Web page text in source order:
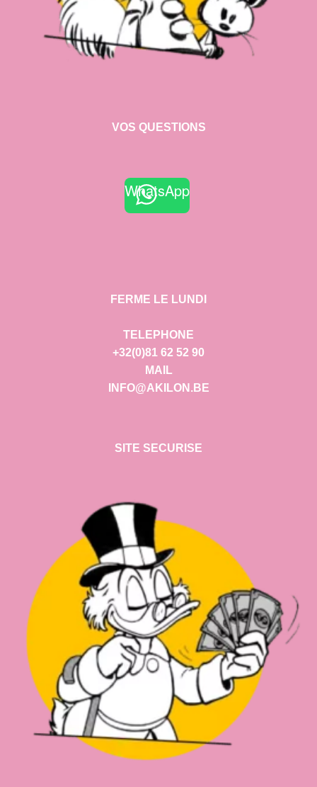
VOS QUESTIONS
WhatsApp
FERME LE LUNDI
TELEPHONE
+32(0)81 62 52 90
MAIL
INFO@AKILON.BE
SITE SECURISE